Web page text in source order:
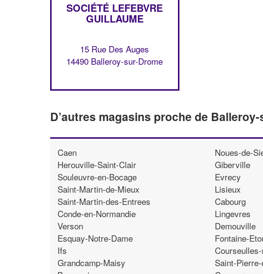
SOCIÉTÉ LEFEBVRE
GUILLAUME
15 Rue Des Auges
14490 Balleroy-sur-Drome
D’autres magasins proche de
Caen
Herouville-Saint-Clair
Souleuvre-en-Bocage
Saint-Martin-de-Mieux
Saint-Martin-des-Entrees
Conde-en-Normandie
Verson
Esquay-Notre-Dame
Ifs
Grandcamp-Maisy
Noues-de-
Giberville
Evrecy
Lisieux
Cabourg
Lingevres
Demouville
Fontaine-
Saint-